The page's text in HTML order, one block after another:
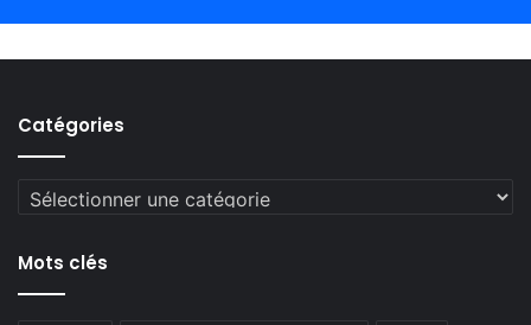
Catégories
Catégories
Mots clés